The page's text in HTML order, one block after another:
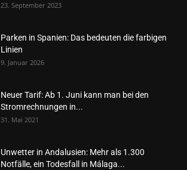
23. September 2023
Parken in Spanien: Das bedeuten die farbigen
Linien
9. Januar 2026
Neuer Tarif: Ab 1. Juni kann man bei den
Stromrechnungen in...
31. Mai 2021
Unwetter in Andalusien: Mehr als 1.300
Notfälle, ein Todesfall in Málaga...